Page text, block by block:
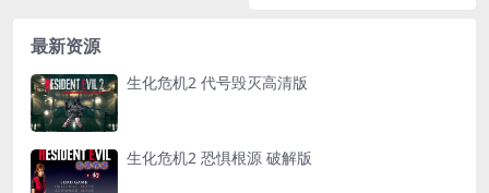
最新资源
生化危机2 代号毁灭高清版
生化危机2 恐惧根源 破解版